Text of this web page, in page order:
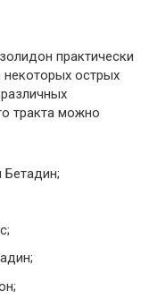
практически
некоторых острых
тракта можно
Бетадин;